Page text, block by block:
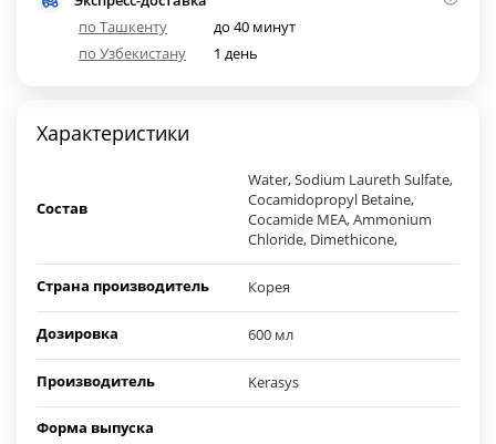
по Ташкенту
до 40 минут
по Узбекистану
1 день
Характеристики
Состав
Water, Sodium Laureth Sulfate,
Cocamidopropyl Betaine,
Cocamide MEA, Ammonium
Chloride, Dimethicone,
Страна производитель Корея
Дозировка 600 мл
Производитель Kerasys
Форма выпуска